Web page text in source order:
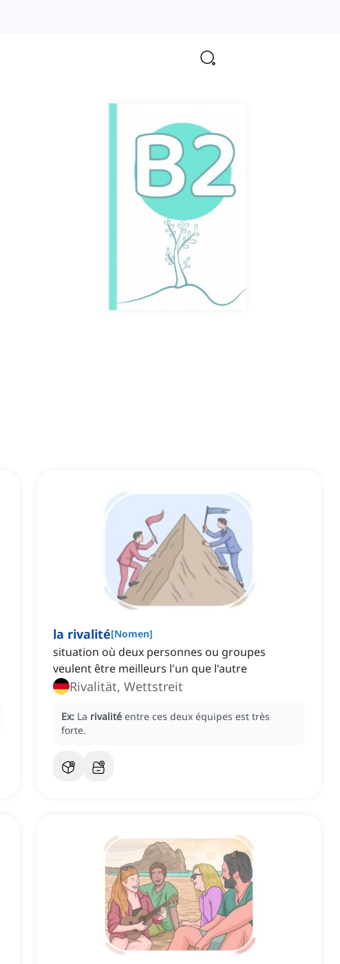
la rivalité[Nomen]
situation où deux personnes ou groupes
veulent être meilleurs l'un que l'autre
Rivalität, Wettstreit
Ex: La rivalité entre ces deux équipes est très
forte.